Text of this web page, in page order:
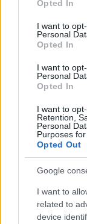
use your data
consent section.
Opted In
I want to
Personal
Opted In
I want to
Personal
Opted In
I want to
Retention,
Personal
Purposes
Opted Out
Google
I want to
related to
device
परिकारहरूमा थप्न
हुन्छ। तपाईं आफ्नो
सलादबाट सुरु
सागसब्जीहरूसँग
यसलाई स्यान्डविच
लागि पास्ता
गर्नुहोस्।
अरुगुलाको स्वास्थ्य
खानेकुराहरूसँग
गोलभेडाहरू एकसाथ
फलाम राम्रोसँग
खानालाई अझ